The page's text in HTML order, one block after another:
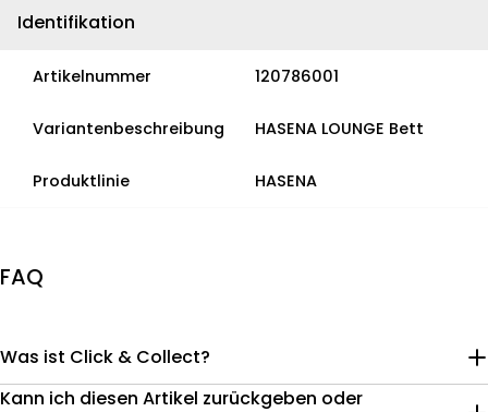
Identifikation
Artikelnummer 120786001
Variantenbeschreibung HASENA LOUNGE Bett
Produktlinie HASENA
FAQ
Was ist Click & Collect?
Kann ich diesen Artikel zurückgeben oder